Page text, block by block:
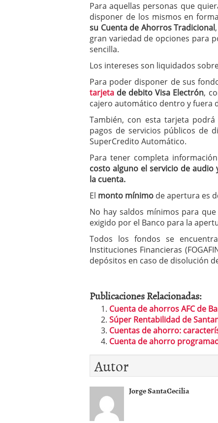
Para aquellas personas que
disponer de los mismos en
su Cuenta de Ahorros Tradicional
gran variedad de opciones para
sencilla.
Los intereses son liquidados
Para poder disponer de sus
tarjeta de debito Visa Electrón,
cajero automático dentro y fuera
También, con esta tarjeta
pagos de servicios públicos de
SuperCredito Automático.
Para tener completa
costo alguno el servicio de
la cuenta.
El monto mínimo de apertura es
No hay saldos mínimos para
exigido por el Banco para la
Todos los fondos se
Instituciones Financieras
depósitos en caso de disolución
Publicaciones Relacionadas:
Cuenta de ahorros AFC de
Súper Rentabilidad de
Cuentas de ahorro:
Cuenta de ahorro
Autor
Jorge SantaCecilia